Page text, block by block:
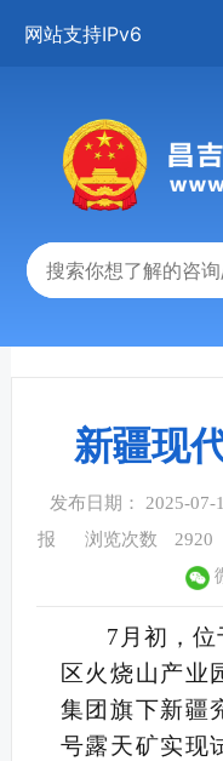
网站支持IPv6
新疆现
发布日期： 2025-07-
报
浏览次数 2920
7月初，
区火烧山产业
集团旗下新疆
号露天矿实现